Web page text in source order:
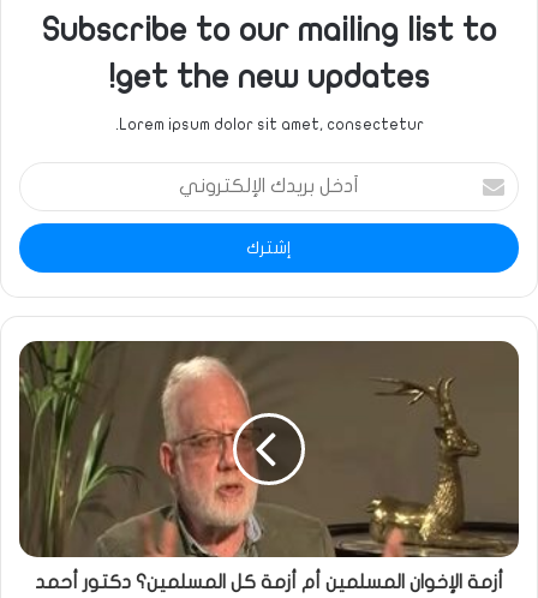
Subscribe to our mailing list to
get the new updates!
Lorem ipsum dolor sit amet, consectetur.
أدخل
بريدك
الإلكتروني
أزمة الإخوان المسلمين أم أزمة كل المسلمين؟ دكتور أحمد